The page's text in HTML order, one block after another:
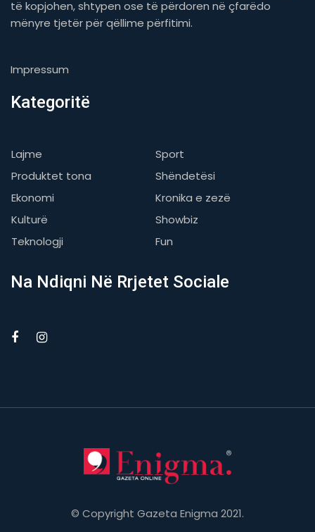
të kopjohen, shtypen ose të përdoren në çfarëdo
mënyre tjetër për qëllime përfitimi.
Impressum
Kategoritë
Lajme
Sport
Produktet tona
Shëndetësi
Ekonomi
Kronika e zezë
Kulturë
Showbiz
Teknologji
Fun
Na Ndiqni Në Rrjetet Sociale
© Copyright Gazeta Enigma 2021.